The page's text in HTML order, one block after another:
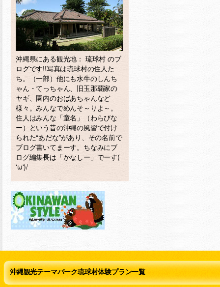
沖縄県にある観光地： 琉球村 のブ
ログです!!写真は琉球村の住人た
ち。（一部）他にも水牛のしんち
ゃん・てっちゃん、旧玉那覇家の
ヤギ、園内のおばあちゃんなど
様々。みんなでめんそ～りよ～。
住人はみんな「童名」（わらびな
ー）という昔の沖縄の風習で付け
られた“あだな”があり、その名前で
ブログ書いてまーす。ちなみにブ
ログ編集長は「かなしー」でーす(
'ω')/
沖縄観光テーマパーク琉球村体験プラン一覧